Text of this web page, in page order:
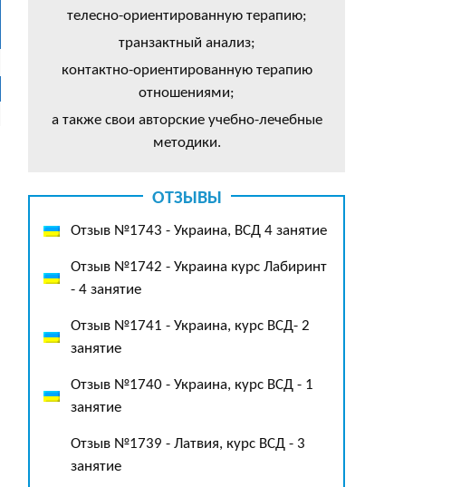
телесно-ориентированную терапию;
транзактный анализ;
контактно-ориентированную терапию
отношениями;
а также свои авторские учебно-лечебные
методики.
ОТЗЫВЫ
Отзыв №1743 - Украина, ВСД 4 занятие
Отзыв №1742 - Украина курс Лабиринт
- 4 занятие
Отзыв №1741 - Украина, курс ВСД- 2
занятие
Отзыв №1740 - Украина, курс ВСД - 1
занятие
Отзыв №1739 - Латвия, курс ВСД - 3
занятие